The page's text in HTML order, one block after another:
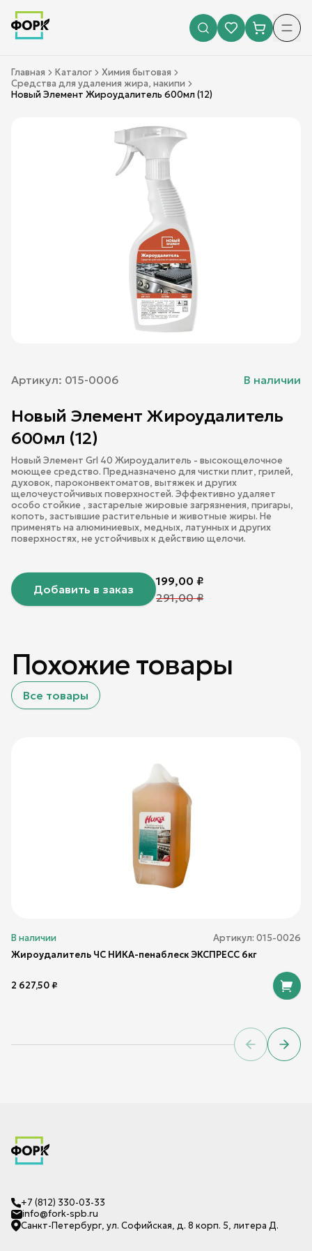
Главная Каталог
Химия бытовая
Средства для удаления жира, накипи
Новый Элемент Жироудалитель 600мл (12)
Артикул: 015-0006 В наличии
Новый Элемент Жироудалитель
600мл (12)
Новый Элемент Grl 40 Жироудалитель - высокощелочное
моющее средство. Предназначено для чистки плит, грилей,
духовок, пароконвектоматов, вытяжек и других
щелочеустойчивых поверхностей. Эффективно удаляет
особо стойкие , застарелые жировые загрязнения, пригары,
копоть, застывшие растительные и животные жиры. Не
применять на алюминиевых, медных, латунных и других
поверхностях, не устойчивых к действию щелочи.
Добавить в заказ
199,00 ₽
291,00₽
Похожие товары
Все товары
В наличии Артикул: 015-0026
Жироудалитель ЧС НИКА-пенаблеск ЭКСПРЕСС 6кг
2 627,50₽
Previous
Next
+7 (812) 330-03-33
info@fork-spb.ru
Санкт-Петербург, ул. Софийская, д. 8 корп. 5, литера Д.